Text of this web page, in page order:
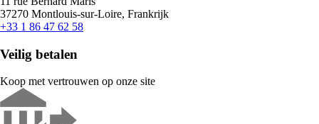
37270 Montlouis-sur-Loire, Frankrijk
+33 1 86 47 62 58
Veilig betalen
Koop met vertrouwen op onze site